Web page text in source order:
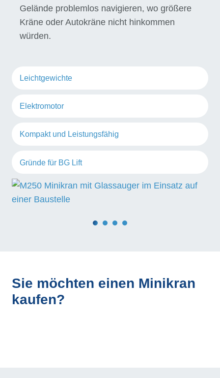
Gelände problemlos navigieren, wo größere
Kräne oder Autokräne nicht hinkommen
würden.
Leichtgewichte
Elektromotor
Kompakt und Leistungsfähig
Gründe für BG Lift
Sie möchten einen Minikran
kaufen?